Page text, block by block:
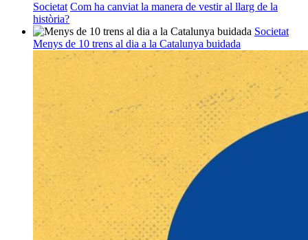
Societat Com ha canviat la manera de vestir al llarg de la
història?
Societat
Menys de 10 trens al dia a la Catalunya buidada